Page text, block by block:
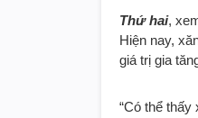
Thứ hai,
Hiện nay,
giá trị gia
“Có thể